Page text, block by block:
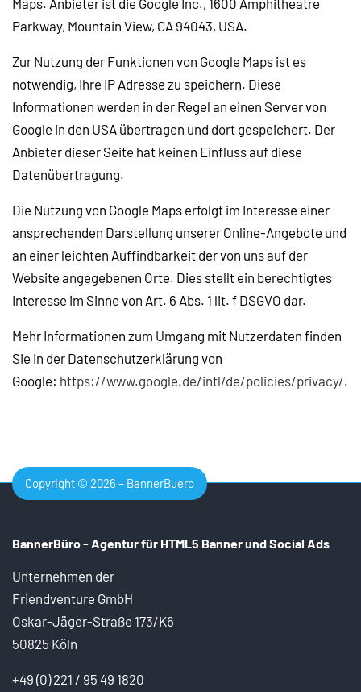
Maps. Anbieter ist die Google Inc., 1600 Amphitheatre
Parkway, Mountain View, CA 94043, USA.
Zur Nutzung der Funktionen von Google Maps ist es
notwendig, Ihre IP Adresse zu speichern. Diese
Informationen werden in der Regel an einen Server von
Google in den USA übertragen und dort gespeichert. Der
Anbieter dieser Seite hat keinen Einfluss auf diese
Datenübertragung.
Die Nutzung von Google Maps erfolgt im Interesse einer
ansprechenden Darstellung unserer Online-Angebote und
an einer leichten Auffindbarkeit der von uns auf der
Website angegebenen Orte. Dies stellt ein berechtigtes
Interesse im Sinne von Art. 6 Abs. 1 lit. f DSGVO dar.
Mehr Informationen zum Umgang mit Nutzerdaten finden
Sie in der Datenschutzerklärung von
Google: https://www.google.de/intl/de/policies/privacy/.
Copyright © 2026 – BannerBuero
BannerBüro - Agentur für HTML5 Banner undSocial Ads
Unternehmen der
Friendventure GmbH
Oskar-Jäger-Straße 173/K6
50825 Köln
+49 (0) 221 / 95 49 1820